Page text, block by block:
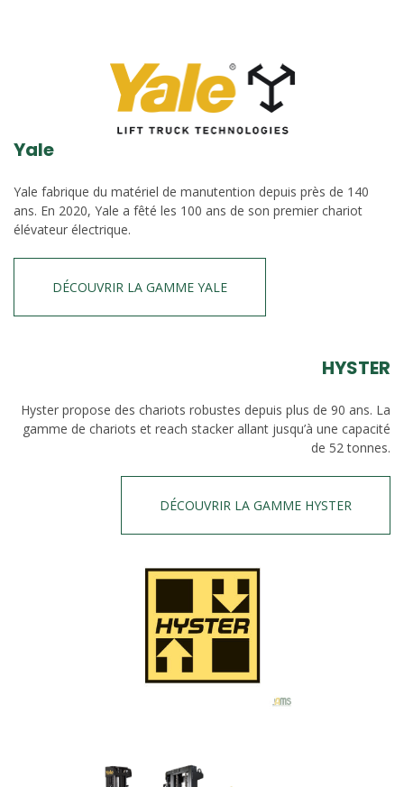
Yale
Yale fabrique du matériel de manutention depuis près de 140
ans. En 2020, Yale a fêté les 100 ans de son premier chariot
élévateur électrique.
DÉCOUVRIR LA GAMME YALE
HYSTER
Hyster propose des chariots robustes depuis plus de 90 ans. La
gamme de chariots et reach stacker allant jusqu’à une capacité
de 52 tonnes.
DÉCOUVRIR LA GAMME HYSTER